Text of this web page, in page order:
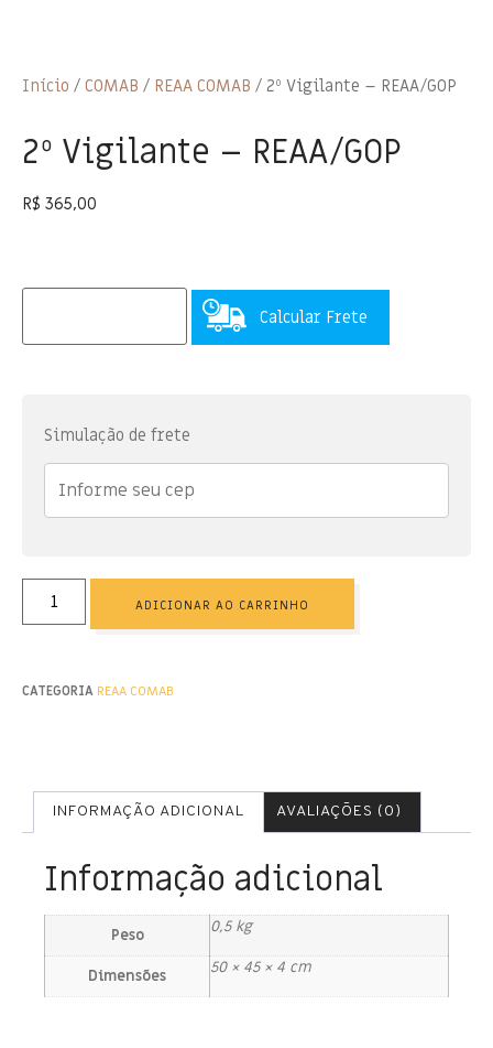
Início / COMAB / REAA COMAB / 2º Vigilante – REAA/GOP
2º Vigilante – REAA/GOP
R$ 365,00
Calcular Frete
Simulação de frete
ADICIONAR AO CARRINHO
CATEGORIA REAA COMAB
INFORMAÇÃO ADICIONAL AVALIAÇÕES (0)
Informação adicional
Peso 0,5 kg
Dimensões 50 × 45 × 4 cm